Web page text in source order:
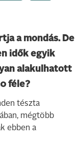
a mondás. De
idők egyik
alakulhatott
féle?
tészta
mégtöbb
ebben a